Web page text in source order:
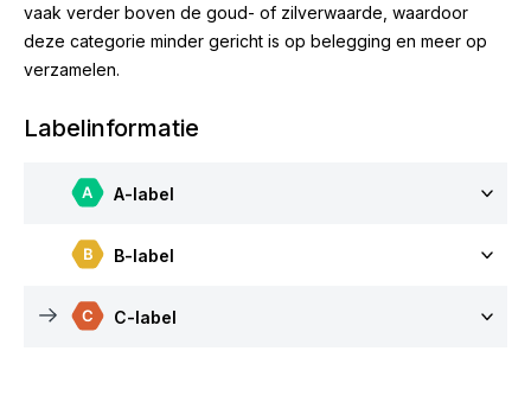
vaak verder boven de goud- of zilverwaarde, waardoor
deze categorie minder gericht is op belegging en meer op
verzamelen.
Labelinformatie
A-label
B-label
C-label